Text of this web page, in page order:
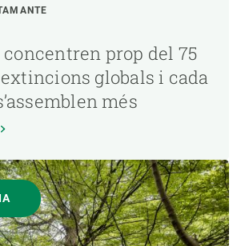
prop del 75
extincions globals i cada
més